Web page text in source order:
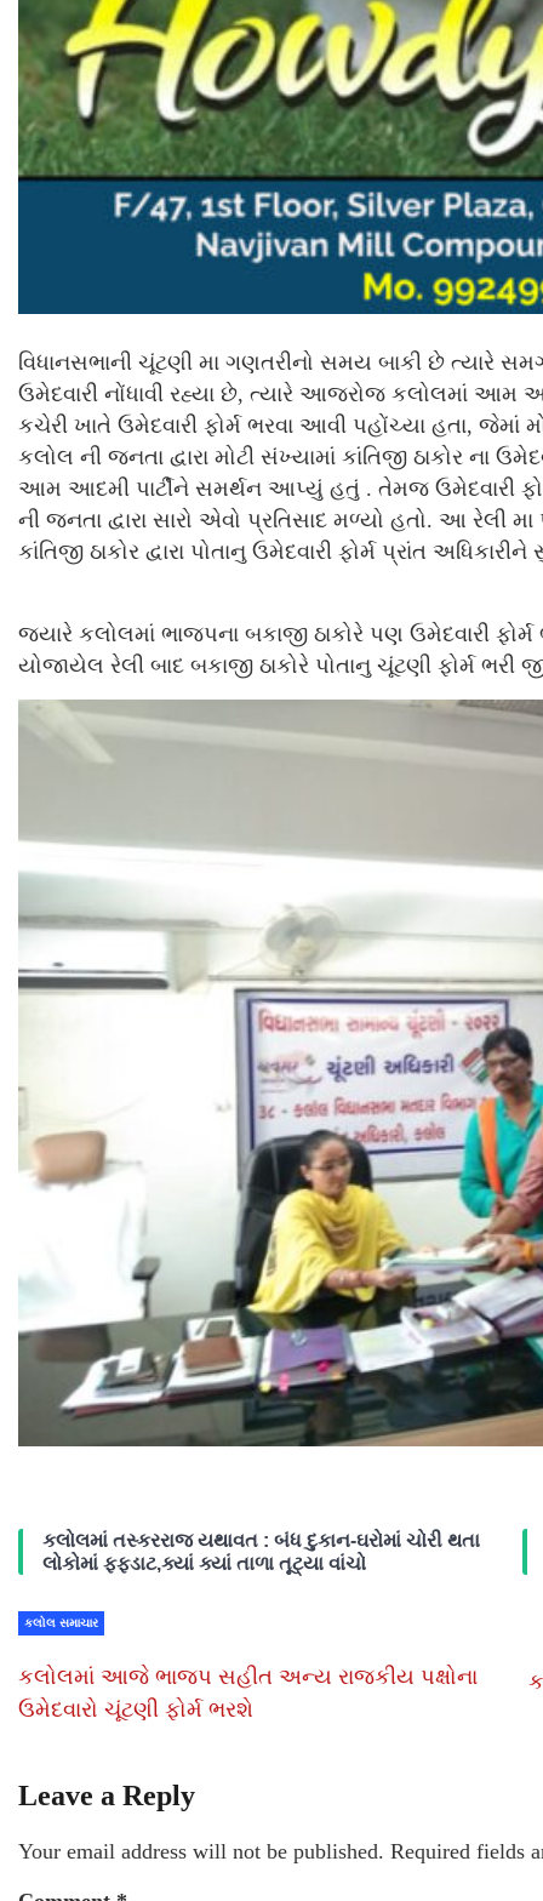
વિધાનસભાની ચૂંટણી મા ગણતરીનો સમય બાકી છે ત્યારે સમગ્ર
ઉમેદવારી નોંધાવી રહ્યા છે, ત્યારે આજરોજ કલોલમાં આમ
કચેરી ખાતે ઉમેદવારી ફોર્મ ભરવા આવી પહોંચ્યા હતા, જેમાં
કલોલ ની જનતા દ્વારા મોટી સંખ્યામાં કાંતિજી ઠાકોર ના
આમ આદમી પાર્ટીને સમર્થન આપ્યું હતું . તેમજ ઉમેદવારી
ની જનતા દ્વારા સારો એવો પ્રતિસાદ મળ્યો હતો. આ રેલી મા
કાંતિજી ઠાકોર દ્વારા પોતાનુ ઉમેદવારી ફોર્મ પ્રાંત
જયારે કલોલમાં ભાજપના બકાજી ઠાકોરે પણ ઉમેદવારી
યોજાયેલ રેલી બાદ બકાજી ઠાકોરે પોતાનુ ચૂંટણી ફોર્મ ભરી
કલોલમાં તસ્કરરાજ યથાવત : બંધ દુકાન-ઘરોમાં ચોરી થતા
લોકોમાં ફફડાટ,ક્યાં ક્યાં તાળા તૂટ્યા વાંચો
કલોલ સમાચાર
કલોલમાં આજે ભાજપ સહીત અન્ય રાજકીય પક્ષોના
ઉમેદવારો ચૂંટણી ફોર્મ ભરશે
Leave a Reply
Your email address will not be published. Required fields